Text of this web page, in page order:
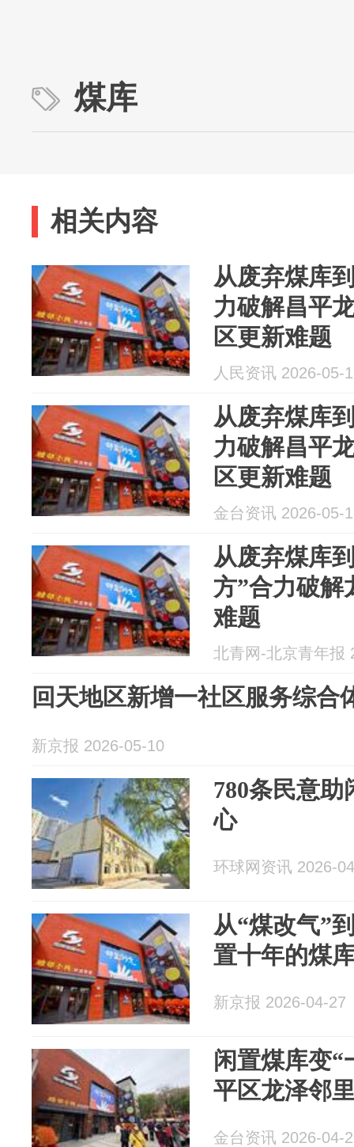
煤库
相关内容
从废弃煤库
力破解昌平
区更新难题
人民资讯 2026-05-
从废弃煤库
力破解昌平
区更新难题
金台资讯 2026-05-
从废弃煤库
方”合力破解
难题
北青网-北京青年报
回天地区新增一社区服务综合
新京报 2026-05-10
780条民意
心
环球网资讯 2026-
从“煤改气”
置十年的煤
新京报 2026-04-27
闲置煤库变“
平区龙泽邻
金台资讯 2026-04-